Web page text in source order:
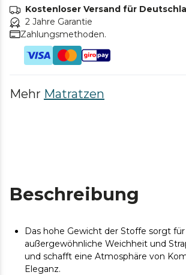
Kostenloser Versand für
2 Jahre Garantie
Zahlungsmethoden.
Mehr Matratzen
Beschreibung
Das hohe Gewicht der Stoffe sorgt für
außergewöhnliche Weichheit und
und schafft eine Atmosphäre von
Eleganz.